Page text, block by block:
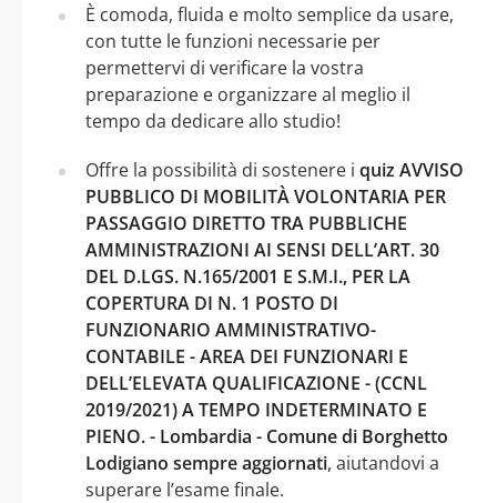
È comoda, fluida e molto semplice da usare,
con tutte le funzioni necessarie per
permettervi di verificare la vostra
preparazione e organizzare al meglio il
tempo da dedicare allo studio!
Offre la possibilità di sostenere i quiz AVVISO
PUBBLICO DI MOBILITÀ VOLONTARIA PER
PASSAGGIO DIRETTO TRA PUBBLICHE
AMMINISTRAZIONI AI SENSI DELL’ART. 30
DEL D.LGS. N.165/2001 E S.M.I., PER LA
COPERTURA DI N. 1 POSTO DI
FUNZIONARIO AMMINISTRATIVO-
CONTABILE - AREA DEI FUNZIONARI E
DELL’ELEVATA QUALIFICAZIONE - (CCNL
2019/2021) A TEMPO INDETERMINATO E
PIENO. - Lombardia - Comune di Borghetto
Lodigiano sempre aggiornati, aiutandovi a
superare l’esame finale.